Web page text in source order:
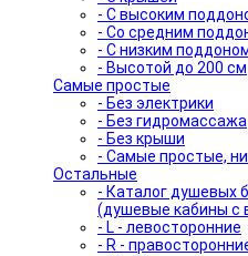
- С высоким
- Со средним
- С низким
- Высотой до 200 см
Самые простые
- Без электрики
- Без гидромассажа
- Без крыши
- Самые простые,
Остальные
- Каталог душевых
(душевые кабины с
- L - левосторонние
- R -